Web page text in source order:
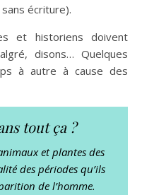
écriture).
et historiens doivent
disons… Quelques
à autre à cause des
tout ça ?
et plantes des
des périodes qu’ils
de l’homme.